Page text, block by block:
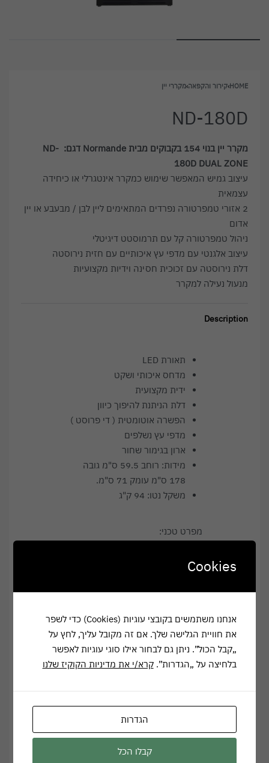
HOME
›קירור והקפאה›מקררי יין
ND-180D
מקרר יין בנוי 154 בקבוקים מבית Normande דגם: ND-
180D DUAL ZONE
עיצוב גמיש המאפשר שימוש כמקרר אינטגרלי או כיחידה
עצמאית
2 אזורי טמפרטורה נפרדים המתאימים ליין לבן / מבעבע או יין
אדום
ניהול טמפרטורה קל עם תרמוסטט דיגיטלי
עיצוב אלגנטי עם מדפי עץ איכותיים עם חזית נירוסטה
דלת נירוסטה עם זכוכית חסינה וידיות מקצועיות
מנעול נעילה למקרר
Description
תאורת LED
מדחס איכותי ושקט
ידית מקצועית
דלת הניתנת להיפוך כיוון
הפשרה אוטומטית ( די פרוסט )
מדפי עץ נשלפים
ארון בגימור שחור
מידות: רוחב 59.5 ס"מ גובה
178 ס"מ עומק 71 ס"מ.
משקל נטו: 94 ק"ג
מפרט טכני:
*עד 154 בקבוקים
תצוגה דיגיטלית
אזור עליון: מדף עץ משולב
זכוכית + מדף תצוגה מתקפל
אזור תחתון: 7 מדפי עץ ( כל
המדפים עם מסילות טלסקופיות
מלאות להארכה )
טווח טמפרטורה:
Cookies
אנחנו משתמשים בקובצי עוגיות (Cookies) כדי לשפר
את חוויית הגלישה שלך. אם זה מקובל עליך, לחץ על
„קבל הכול”. ניתן גם לבחור אילו סוגי עוגיות לאפשר
בלחיצה על „הגדרות”.קרא/י את מדיניות הקוקיז שלנו
הגדרות
קבלו הכל